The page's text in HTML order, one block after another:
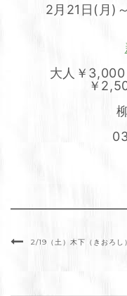
2月21日(月)
大人￥
￥
2/19（土）木下（きおろ